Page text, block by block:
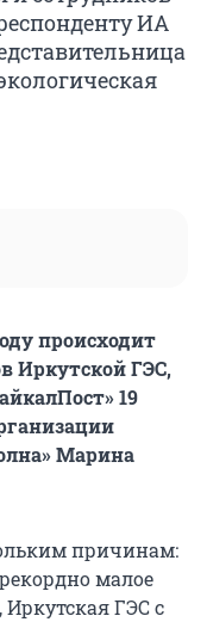
ИА
происходит
Иркутской ГЭС,
19
Марина
причинам:
малое
ГЭС с